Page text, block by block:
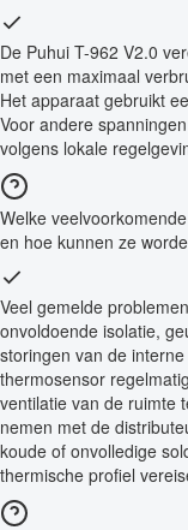
De Puhui T-962 V2.0
met een maximaal
Het apparaat gebruikt
Voor andere
volgens lokale
Welke
en hoe kunnen ze
Veel gemelde
onvoldoende isolatie,
storingen van de
thermosensor
ventilatie van de ruimte
nemen met de
koude of onvolledige
thermische profiel